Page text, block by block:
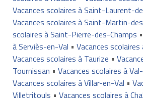
Vacances scolaires à Saint-Laurent-
Vacances scolaires à Saint-Martin-
scolaires à Saint-Pierre-des-Champs •
à Serviès-en-Val • Vacances scolaires
Vacances scolaires à Taurize •
Tournissan • Vacances scolaires à
Vacances scolaires à Villar-en-Val •
Villetritouls • Vacances scolaires à